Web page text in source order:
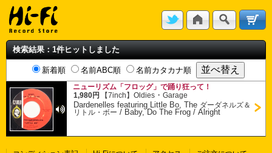
検索結果：1件ヒットしました
新着順 名前ABC順 名前カタカナ順
ニューリズム「フロッグ」で踊り狂って！
1,980円
【7inch】Oldies ・Garage
Dardenelles featuring Little Bo, The ダーダネルズ＆
リトル・ボー / Baby, Do The Frog / Alright